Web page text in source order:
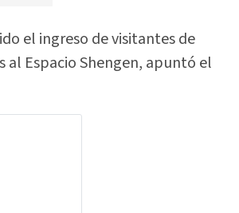
el ingreso de visitantes de
al Espacio Shengen, apuntó el